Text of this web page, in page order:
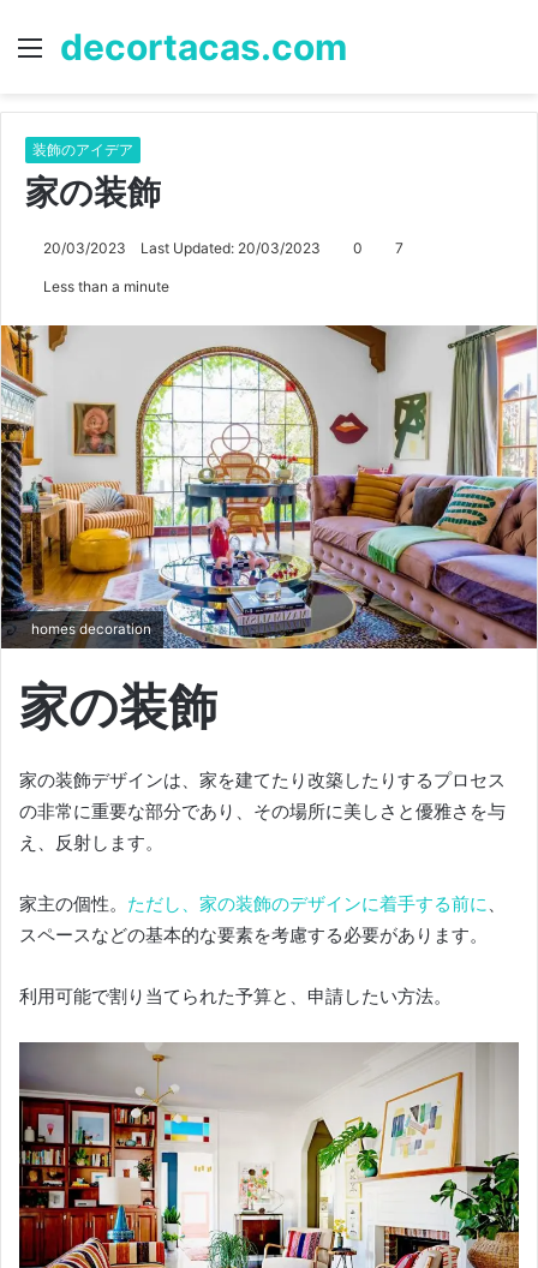
Menu
decortacas.com
装飾のアイデア
家の装飾
20/03/2023 Last Updated: 20/03/2023 0 7
Less than a minute
homes decoration
家の装飾
家の装飾デザインは、家を建てたり改築したりするプロセス
の非常に重要な部分であり、その場所に美しさと優雅さを与
え、反射します。
家主の個性。 ただし、家の装飾のデザインに着手する前に、
スペースなどの基本的な要素を考慮する必要があります。
利用可能で割り当てられた予算と、申請したい方法。